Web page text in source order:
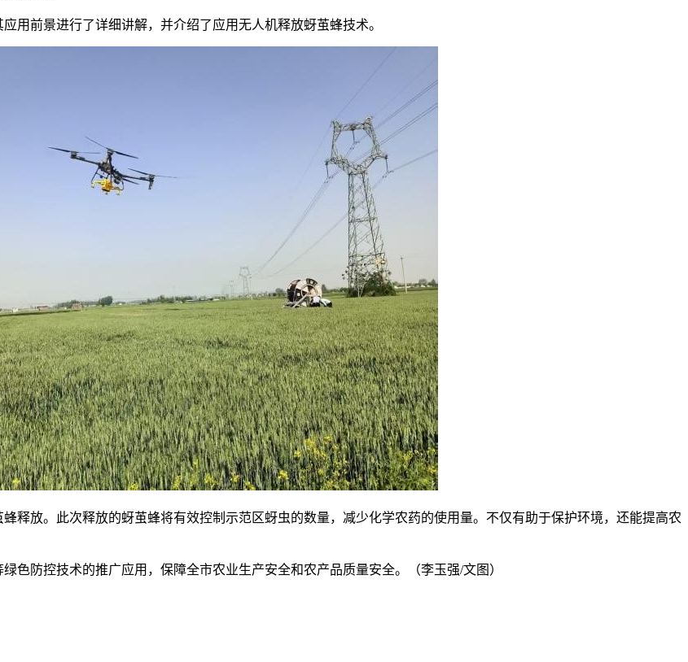
用前景进行了详细讲解，并介绍了应用无人机释放蚜茧蜂技术。
释放。此次释放的蚜茧蜂将有效控制示范区蚜虫的数量，减少化学农药的使用量。不仅有助于保护环境，还能提高农
色防控技术的推广应用，保障全市农业生产安全和农产品质量安全。（李玉强/文图）